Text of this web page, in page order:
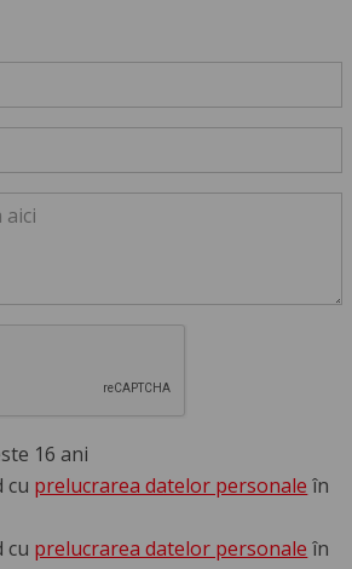
16 ani
cu prelucrarea datelor personale în
cu prelucrarea datelor personale în